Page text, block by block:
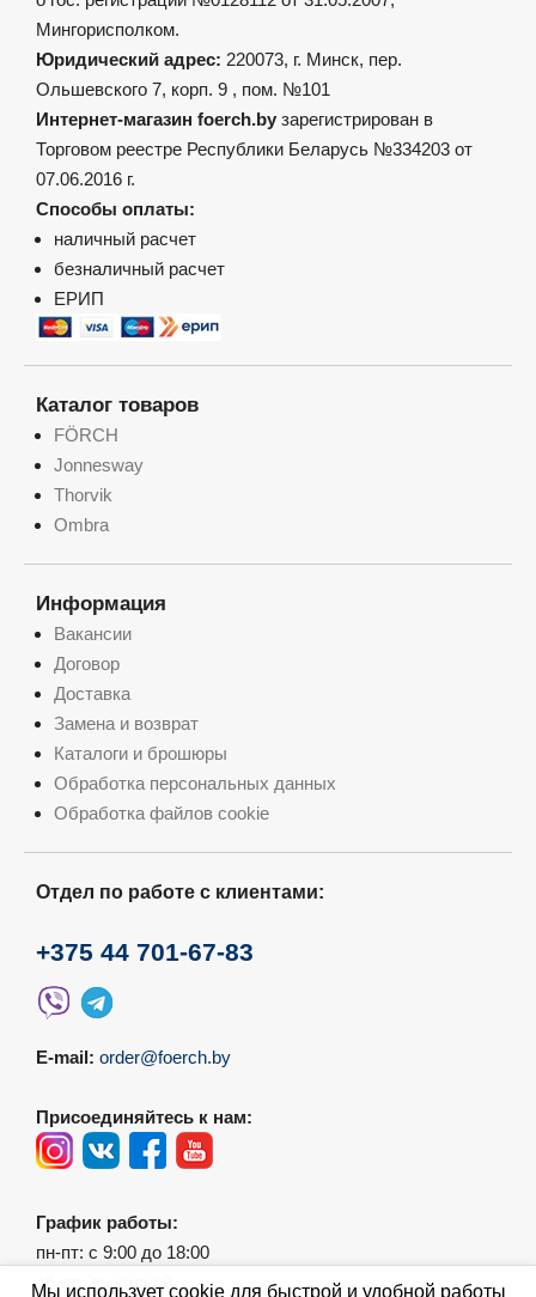
Мингорисполком.
Юридический адрес: 220073, г. Минск, пер.
Ольшевского 7, корп. 9 , пом. №101
Интернет-магазин foerch.by зарегистрирован в
Торговом реестре Республики Беларусь №334203 от
07.06.2016 г.
Способы оплаты:
наличный расчет
безналичный расчет
ЕРИП
Каталог товаров
FÖRCH
Jonnesway
Thorvik
Ombra
Информация
Вакансии
Договор
Доставка
Замена и возврат
Каталоги и брошюры
Обработка персональных данных
Обработка файлов cookie
Отдел по работе с клиентами:
+375 44 701-67-83
E-mail: order@foerch.by
Присоединяйтесь к нам:
График работы:
пн-пт: с 9:00 до 18:00
сб-вс: выходной
Мы использует cookie для быстрой и удобной работы